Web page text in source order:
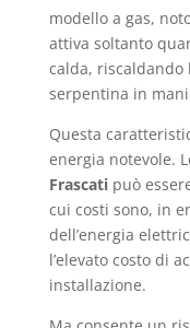
modello a gas,
attiva soltanto
calda, riscaldando
serpentina in
Questa
energia notevole.
Frascatipuò
cui costi sono, in
dell’energia
l’elevato costo di
installazione.